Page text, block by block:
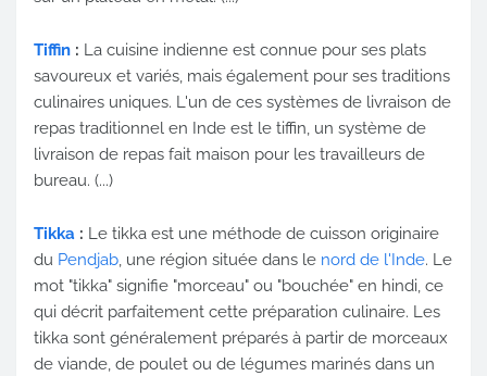
Tiffin : La cuisine indienne est connue pour ses plats
savoureux et variés, mais également pour ses traditions
culinaires uniques. L'un de ces systèmes de livraison de
repas traditionnel en Inde est le tiffin, un système de
livraison de repas fait maison pour les travailleurs de
bureau. (...)
Tikka : Le tikka est une méthode de cuisson originaire
du Pendjab, une région située dans le nord de l'Inde. Le
mot "tikka" signifie "morceau" ou "bouchée" en hindi, ce
qui décrit parfaitement cette préparation culinaire. Les
tikka sont généralement préparés à partir de morceaux
de viande, de poulet ou de légumes marinés dans un